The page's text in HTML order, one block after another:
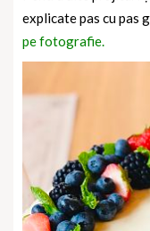
explicate pas cu pas
pe fotografie.